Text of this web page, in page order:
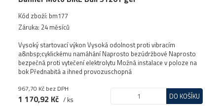
Kód zboží: bm177
Záruka: 24 měsíců
Vysoký startovací výkon Vysoká odolnost proti vibracím
a&nbsp;cyklickému namáhání Naprosto bezúdržbové Naprosto
bezpečná proti vytečení elektrolytu Možná instalace v poloze na
bok Přednabitá a ihned provozuschopná
967,70 Kč bez DPH
1 170,92 Kč / ks DO KOŠÍKU